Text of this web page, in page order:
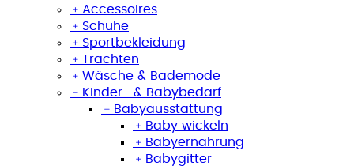
﹢ Accessoires
﹢ Schuhe
﹢ Sportbekleidung
﹢ Trachten
﹢ Wäsche & Bademode
﹣ Kinder- & Babybedarf
﹣ Babyausstattung
﹢ Baby wickeln
﹢ Babyernährung
﹢ Babygitter